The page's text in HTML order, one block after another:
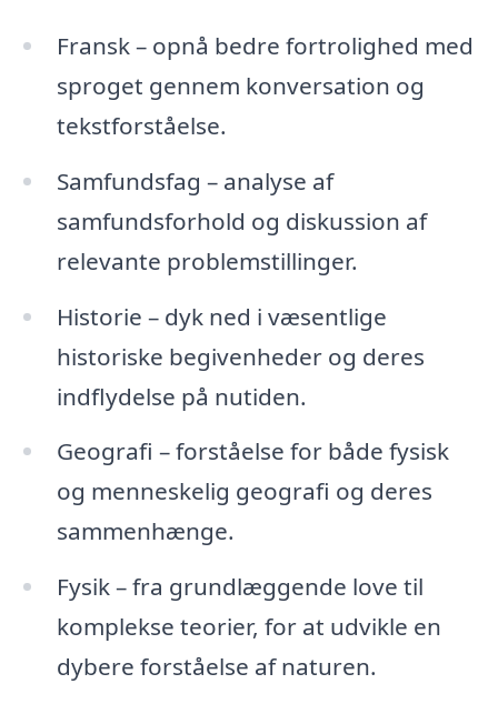
Fransk – opnå bedre fortrolighed med
sproget gennem konversation og
tekstforståelse.
Samfundsfag – analyse af
samfundsforhold og diskussion af
relevante problemstillinger.
Historie – dyk ned i væsentlige
historiske begivenheder og deres
indflydelse på nutiden.
Geografi – forståelse for både fysisk
og menneskelig geografi og deres
sammenhænge.
Fysik – fra grundlæggende love til
komplekse teorier, for at udvikle en
dybere forståelse af naturen.